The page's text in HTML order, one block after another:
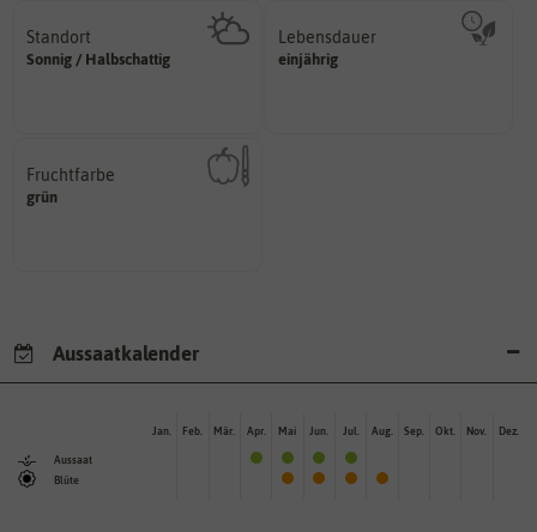
Standort
Sonnig / Halbschattig
Pflanze? (schattig, halbschattig,
sonnig, vollsonnig)
Lebensdauer
einjährig
einjährig, zweijährig oder
mehrjährig.
Fruchtfarbe
grün
sie nach dem Reifungsprozess
hat.
Aussaatkalender
Aussaat
Blüte
Jan. Feb. Mär. Apr. Mai Jun. Jul. Aug. Sep. Okt. Nov. Dez.